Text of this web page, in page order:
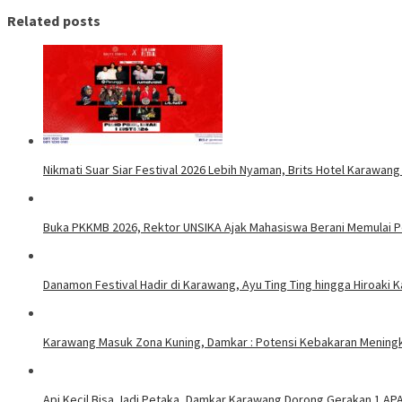
Related posts
Nikmati Suar Siar Festival 2026 Lebih Nyaman, Brits Hotel
Buka PKKMB 2026, Rektor UNSIKA Ajak Mahasiswa Berani Memulai
Danamon Festival Hadir di Karawang, Ayu Ting Ting hingga Hiroaki
Karawang Masuk Zona Kuning, Damkar : Potensi Kebakaran